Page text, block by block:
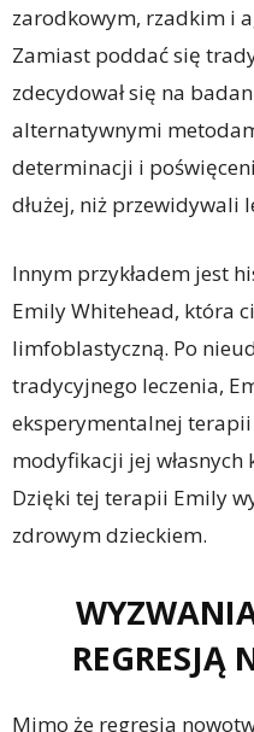
zarodkowym, rzadkim i
Zamiast poddać się
zdecydował się na
alternatywnymi
determinacji i
dłużej, niż przewidywali
Innym przykładem jest
Emily Whitehead, która
limfoblastyczną. Po
tradycyjnego leczenia,
eksperymentalnej terapii
modyfikacji jej
Dzięki tej terapii Emily
zdrowym dzieckiem.
REGRESJĄ
Mimo że regresja